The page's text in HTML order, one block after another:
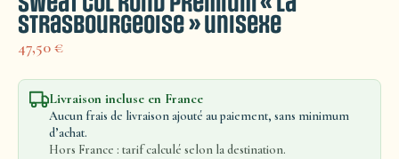
Strasbourgeoise » unisexe
47,50€
Livraison incluse en France
Aucun frais de livraison ajouté au paiement, sans minimum
d’achat.
Hors France : tarif calculé selon la destination.